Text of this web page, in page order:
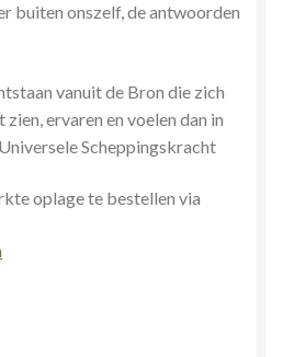
buiten onszelf, de antwoorden
vanuit de Bron die zich
ervaren en voelen dan in
Scheppingskracht
oplage te bestellen via